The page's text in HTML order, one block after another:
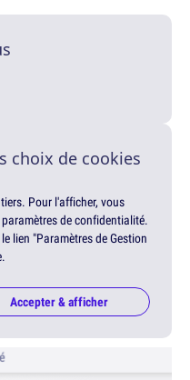
choix de cookies
Pour l'afficher, vous
de confidentialité.
lien "Paramètres de Gestion
Accepter & afficher